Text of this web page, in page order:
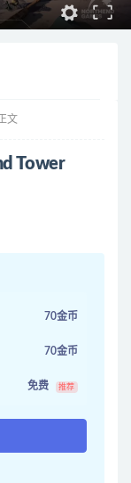
文
Tower
70金币
70金币
免费 推荐